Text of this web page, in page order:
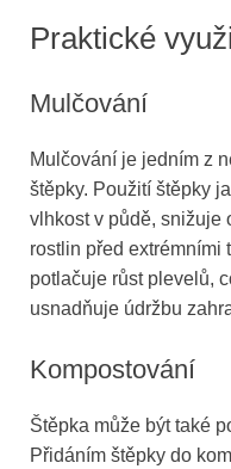
Praktické
Mulčování
Mulčování je jedním z
štěpky. Použití štěpky
vlhkost v půdě, snižuje
rostlin před extrémními
potlačuje růst plevelů,
usnadňuje údržbu
Kompostování
Štěpka může být také
Přidáním štěpky do